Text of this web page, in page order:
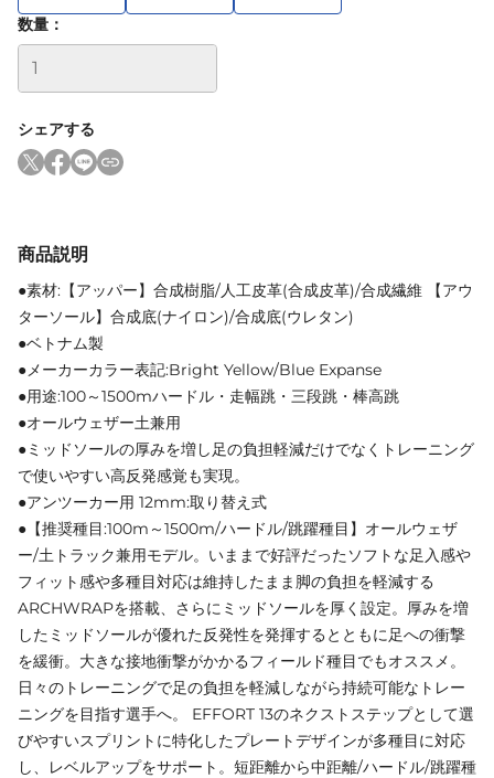
数量：
シェアする
商品説明
●素材:【アッパー】合成樹脂/人工皮革(合成皮革)/合成繊維 【アウ
ターソール】合成底(ナイロン)/合成底(ウレタン)
●ベトナム製
●メーカーカラー表記:Bright Yellow/Blue Expanse
●用途:100～1500mハードル・走幅跳・三段跳・棒高跳
●オールウェザー土兼用
●ミッドソールの厚みを増し足の負担軽減だけでなくトレーニング
で使いやすい高反発感覚も実現。
●アンツーカー用 12mm:取り替え式
●【推奨種目:100m～1500m/ハードル/跳躍種目】オールウェザ
ー/土トラック兼用モデル。いままで好評だったソフトな足入感や
フィット感や多種目対応は維持したまま脚の負担を軽減する
ARCHWRAPを搭載、さらにミッドソールを厚く設定。厚みを増
したミッドソールが優れた反発性を発揮するとともに足への衝撃
を緩衝。大きな接地衝撃がかかるフィールド種目でもオススメ。
日々のトレーニングで足の負担を軽減しながら持続可能なトレー
ニングを目指す選手へ。 EFFORT 13のネクストステップとして選
びやすいスプリントに特化したプレートデザインが多種目に対応
し、レベルアップをサポート。短距離から中距離/ハードル/跳躍種